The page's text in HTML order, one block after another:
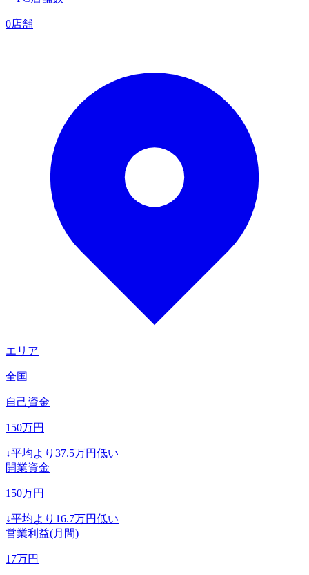
0店舗
エリア
全国
自己資金
150万円
↓平均より 37.5万円低い
開業資金
150万円
↓平均より 16.7万円低い
営業利益(月間)
17万円